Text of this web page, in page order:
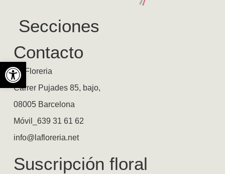
Secciones
Contacto
La Floreria
Carrer Pujades 85, bajo,
08005 Barcelona
Móvil_639 31 61 62
info@lafloreria.net
Suscripción floral
Abrir barra de herramientas